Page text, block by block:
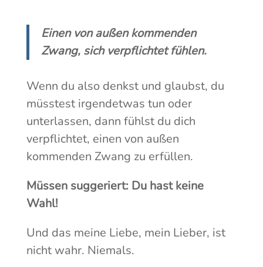
Einen von außen kommenden
Zwang, sich verpflichtet fühlen.
Wenn du also denkst und glaubst, du
müsstest irgendetwas tun oder
unterlassen, dann fühlst du dich
verpflichtet, einen von außen
kommenden Zwang zu erfüllen.
Müssen suggeriert: Du hast keine
Wahl!
Und das meine Liebe, mein Lieber, ist
nicht wahr. Niemals.